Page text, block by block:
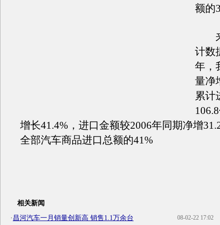
额的
来
计数
年，
量净
累计
增长41.4%，进口金额较2006年同期净增
全部汽车商品进口总额的41%
相关新闻
08-02-22 17:02
·昌河汽车一月销量创新高 销售1.1万余台